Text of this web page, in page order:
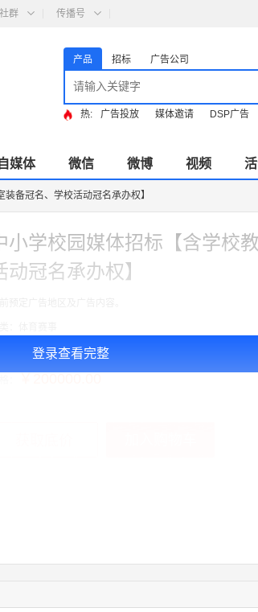
群 传播号
产品 招标 广告公司
热: 广告投放 媒体邀请 DSP广告
自媒体 微信 微博 视频
备冠名、学校活动冠名承办权】
登录查看完整
小学校园媒体招标【含学校
动冠名承办权】
式： 冠名